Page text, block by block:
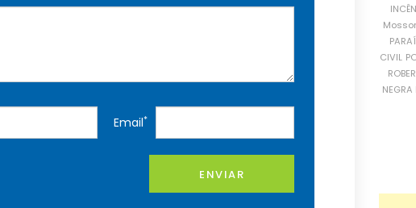
Email*
ENVIAR
CIVIL
NEGRA